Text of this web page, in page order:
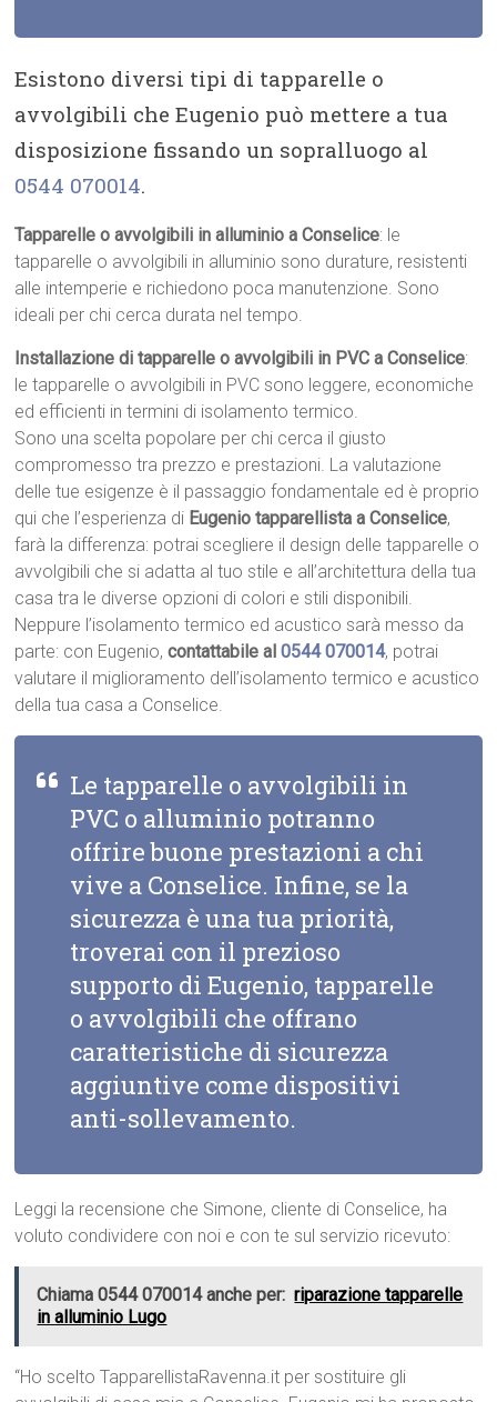
Esistono diversi tipi di tapparelle o
avvolgibili che Eugenio può mettere a tua
disposizione fissando un sopralluogo al
0544 070014.
Tapparelle o avvolgibili in alluminio a Conselice: le
tapparelle o avvolgibili in alluminio sono durature, resistenti
alle intemperie e richiedono poca manutenzione. Sono
ideali per chi cerca durata nel tempo.
Installazione di tapparelle o avvolgibili in PVC a Conselice:
le tapparelle o avvolgibili in PVC sono leggere, economiche
ed efficienti in termini di isolamento termico.
Sono una scelta popolare per chi cerca il giusto
compromesso tra prezzo e prestazioni. La valutazione
delle tue esigenze è il passaggio fondamentale ed è proprio
qui che l’esperienza di Eugenio tapparellista a Conselice,
farà la differenza: potrai scegliere il design delle tapparelle o
avvolgibili che si adatta al tuo stile e all’architettura della tua
casa tra le diverse opzioni di colori e stili disponibili.
Neppure l’isolamento termico ed acustico sarà messo da
parte: con Eugenio,contattabile al0544 070014, potrai
valutare il miglioramento dell’isolamento termico e acustico
della tua casa a Conselice.
Le tapparelle o avvolgibili in
PVC o alluminio potranno
offrire buone prestazioni a chi
vive a Conselice. Infine, se la
sicurezza è una tua priorità,
troverai con il prezioso
supporto di Eugenio, tapparelle
o avvolgibili che offrano
caratteristiche di sicurezza
aggiuntive come dispositivi
anti-sollevamento.
Leggi la recensione che Simone, cliente di Conselice, ha
voluto condividere con noi e con te sul servizio ricevuto:
Chiama 0544 070014 anche per: riparazione tapparelle
in alluminio Lugo
“Ho scelto TapparellistaRavenna.it per sostituire gli